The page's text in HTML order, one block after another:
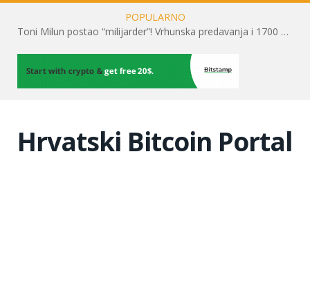
POPULARNO
Toni Milun postao “milijarder”! Vrhunska predavanja i 1700 posjetitelja obilježili su mjesec financijske pismenosti
Hrvatski Bitcoin Portal